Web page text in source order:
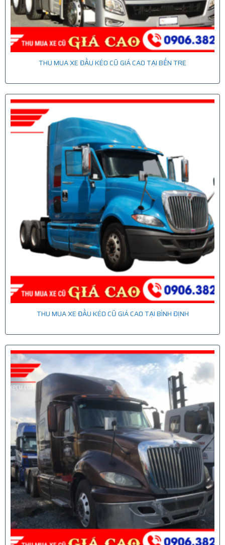
THU MUA XE ĐẦU KÉO CŨ GIÁ CAO TẠI BẾN TRE
THU MUA XE ĐẦU KÉO CŨ GIÁ CAO TẠI BÌNH ĐỊNH